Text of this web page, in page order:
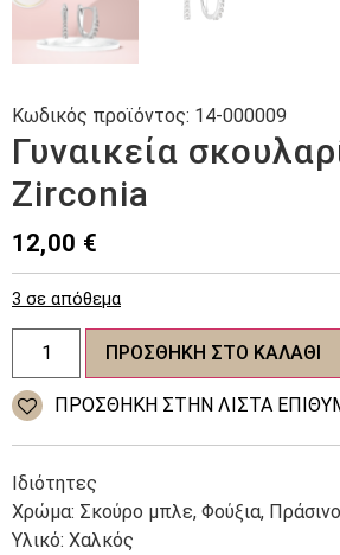
Γυναικεία
Zirconia
12,00 €
Ιδιότητες
Χρώμα: Σκούρο μπλε, Φούξια,
Υλικό: Χαλκός
3 σε απόθεμα
Γυναικεία
σκουλαρίκια
Zirconia
ποσότητα
ΠΡΟΣΘΉΚΗ ΣΤΟ ΚΑΛΆΘΙ
ΠΡΌΣΘΉΚΗ ΣΤΗΝ ΛΊΣΤΑ
Κωδικός προϊόντος: 14-000009